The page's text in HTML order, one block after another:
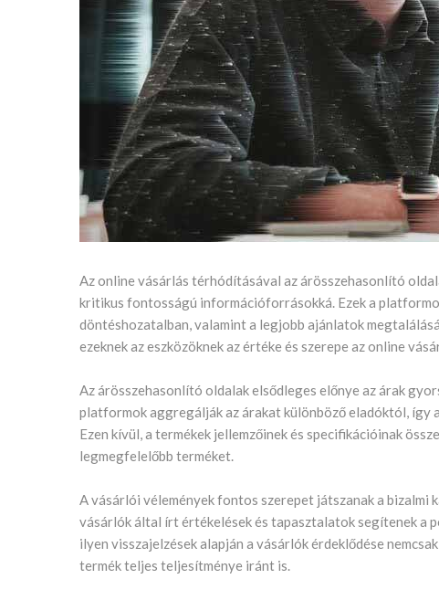
Az online vásárlás térhódításával az árösszehasonlító
kritikus fontosságú információforrásokká. Ezek a
döntéshozatalban, valamint a legjobb ajánlatok
ezeknek az eszközöknek az értéke és szerepe az online
Az árösszehasonlító oldalak elsődleges előnye az árak
platformok aggregálják az árakat különböző eladóktól, így
Ezen kívül, a termékek jellemzőinek és specifikációinak
legmegfelelőbb terméket.
A vásárlói vélemények fontos szerepet játszanak a bizalmi
vásárlók által írt értékelések és tapasztalatok segítenek a
ilyen visszajelzések alapján a vásárlók érdeklődése
termék teljes teljesítménye iránt is.